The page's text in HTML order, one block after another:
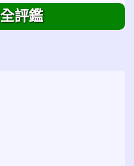
評鑑